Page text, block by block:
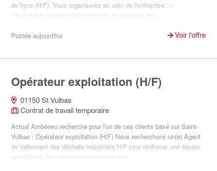
de ligne (H/F). Vous organiserez au sein de l'entreprise : -
L'approvisionnement des machines en matières pre...
Postée aujourd'hui Voir l'offre
Opérateur exploitation (H/F)
01150 St Vulbas
Contrat de travail temporaire
Actual Ambérieu recherche pour l'un de ces clients basé sur Saint-
Vulbas : Opérateur exploitation (H/F) Nous recherchons un(e) Agent
de traitement des déchets industriels H/F pour renforcer une équipe
spécialisée. Vos principales missions ser...